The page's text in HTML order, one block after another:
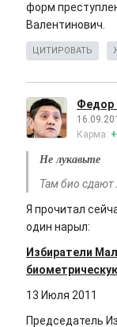
форм
Валентинович.
ЦИТИРОВАТЬ
Федор
Карма:
Не лукавьте
Там био сдают
Я прочитал
один нарыл:
Избиратели
13 Июля 2011
Председатель